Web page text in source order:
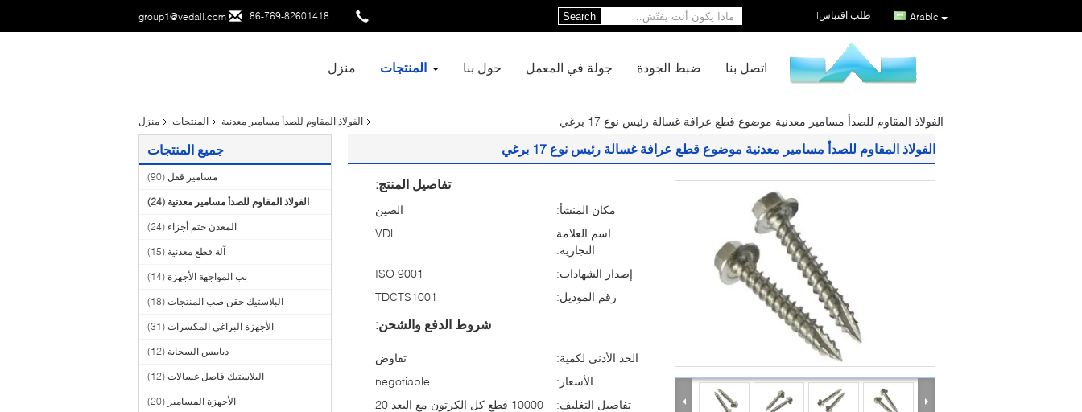
group1@vedali.com 86-769-82601418 Arabic طلب اقتباس|
Search
منزل المنتجات حول بنا جولة في المعمل ضبط الجودة اتصل بنا
منزل المنتجات الفولاذ المقاوم للصدأ مسامير معدنية الفولاذ المقاوم للصدأ مسامير معدنية موضوع قطع عرافة غسالة رئيس نوع 17 برغي
جميع المنتجات
مسامير قفل (90)
الفولاذ المقاوم للصدأ مسامير معدنية (24)
المعدن ختم أجزاء (24)
آلة قطع معدنية (15)
بب المواجهة الأجهزة (14)
البلاستيك حقن صب المنتجات (18)
الأجهزة البراغي المكسرات (31)
دبابيس السحابة (12)
البلاستيك فاصل غسالات (12)
الأجهزة المسامير (20)
الفولاذ المقاوم للصدأ مسامير معدنية موضوع قطع عرافة غسالة رئيس نوع 17 برغي
تفاصيل المنتج:
مكان المنشأ:
الصين
اسم العلامة
التجارية:
VDL
إصدار الشهادات:
ISO 9001
رقم الموديل:
TDCTS1001
شروط الدفع والشحن:
الحد الأدنى لكمية:
تفاوض
الأسعار:
negotiable
تفاصيل التغليف:
10000 قطع كل الكرتون مع البعد 20